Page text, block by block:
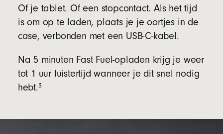
Of je tablet. Of een stopcontact. Als het tijd
is om op te laden, plaats je je oortjes in de
case, verbonden met een USB-C-kabel.
Na 5 minuten Fast Fuel-opladen krijg je weer
tot 1 uur luistertijd wanneer je dit snel nodig
hebt.3